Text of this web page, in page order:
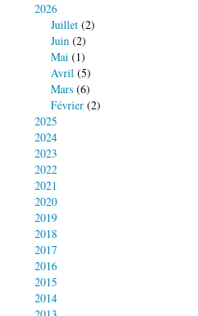
2026
Juillet (2)
Juin (2)
Mai (1)
Avril (5)
Mars (6)
Février (2)
2025
2024
2023
2022
2021
2020
2019
2018
2017
2016
2015
2014